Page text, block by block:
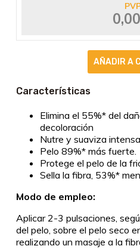
Características
Elimina el 55%* del
decoloración
Nutre y suaviza
Pelo 89%* más fuerte.
Protege el pelo de la
Sella la fibra, 53%*
Modo de empleo:
Aplicar 2-3 pulsaciones,
del pelo, sobre el pelo seco
realizando un masaje a la